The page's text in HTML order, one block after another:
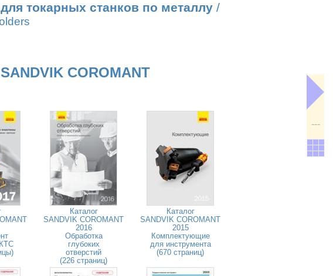
токарных станков по металлу /
SANDVIK COROMANT
Каталог
SANDVIK COROMANT
2016
Обработка
глубоких
отверстий
(226 страниц)
Каталог
SANDVIK COROMANT
2015
Комплектующие
для инструмента
(670 страниц)
---